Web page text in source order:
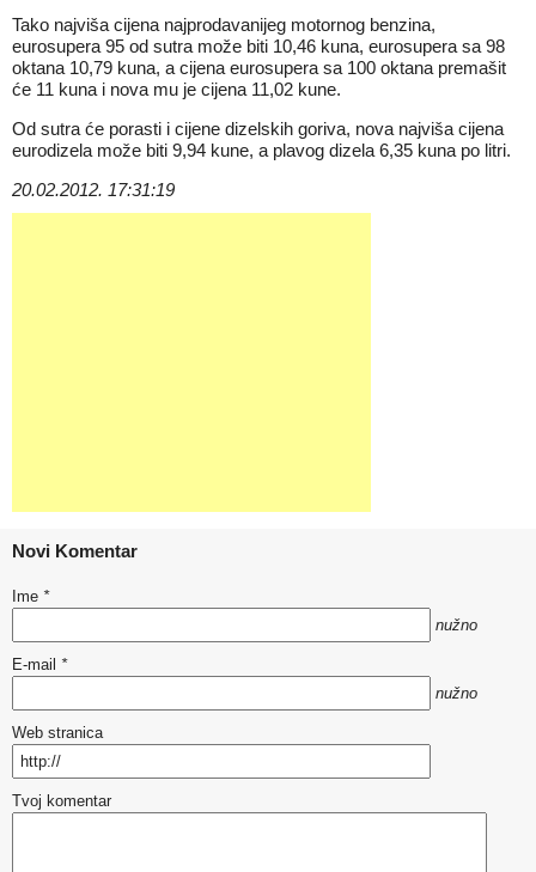
Tako najviša cijena najprodavanijeg motornog benzina,
eurosupera 95 od sutra može biti 10,46 kuna, eurosupera sa 98
oktana 10,79 kuna, a cijena eurosupera sa 100 oktana premašit
će 11 kuna i nova mu je cijena 11,02 kune.
Od sutra će porasti i cijene dizelskih goriva, nova najviša cijena
eurodizela može biti 9,94 kune, a plavog dizela 6,35 kuna po litri.
20.02.2012. 17:31:19
Novi Komentar
Ime *
nužno
E-mail *
nužno
Web stranica
Tvoj komentar